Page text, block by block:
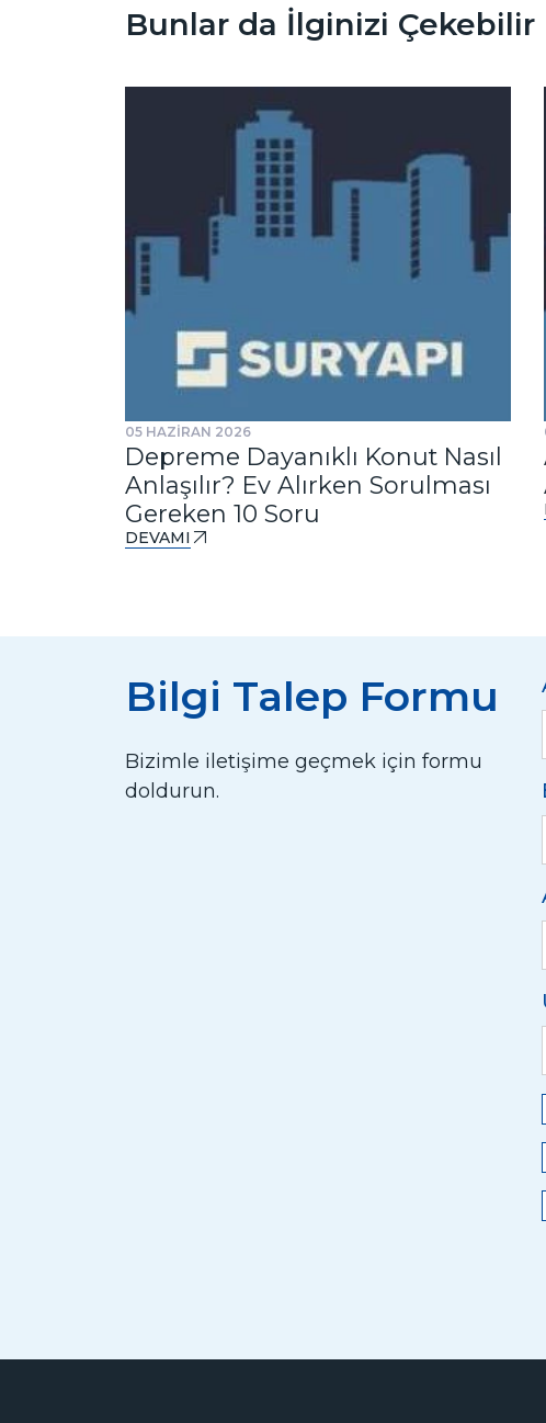
Bunlar da İlginizi Çekebilir
05 HAZİRAN 2026
Depreme Dayanıklı Konut Nasıl
Anlaşılır? Ev Alırken Sorulması
Gereken 10 Soru
DEVAMI
Bilgi Talep Formu
Bizimle iletişime geçmek için formu
doldurun.